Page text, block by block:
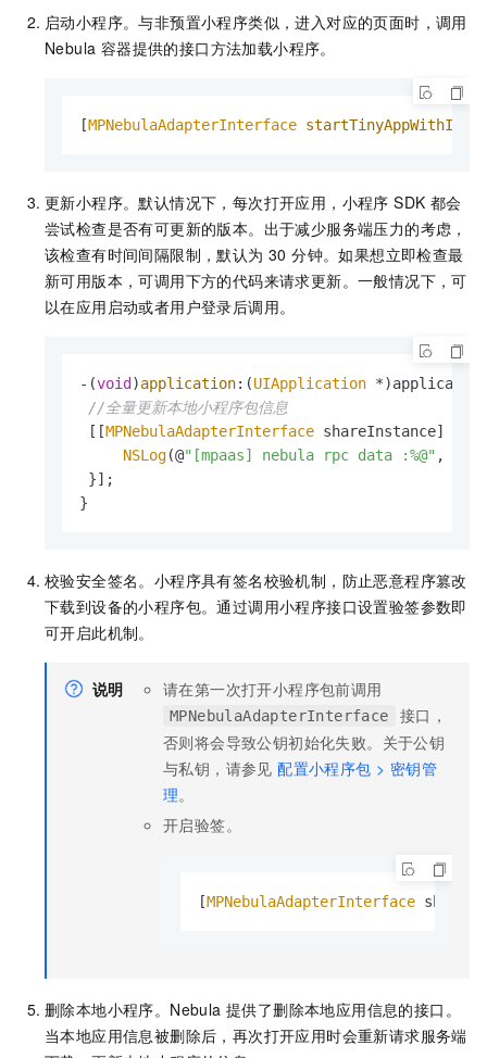
启动小程序。与非预置小程序类似，进入对应的页面时，调用
Nebula 容器提供的接口方法加载小程序。
[MPNebulaAdapterInterface startTinyAppWithId
更新小程序。默认情况下，每次打开应用，小程序 SDK 都会
尝试检查是否有可更新的版本。出于减少服务端压力的考虑，
该检查有时间间隔限制，默认为 30 分钟。如果想立即检查最
新可用版本，可调用下方的代码来请求更新。一般情况下，可
以在应用启动或者用户登录后调用。
-(void )application:(UIApplication
//全量更新本地小程序包信息
[[MPNebulaAdapterInterface shareInstance]
NSLog(@"[mpaas] nebula rpc data :%@" ,
}];
}
校验安全签名。小程序具有签名校验机制，防止恶意程序篡改
下载到设备的小程序包。通过调用小程序接口设置验签参数即
可开启此机制。
说明 请在第一次打开小程序包前调用
MPNebulaAdapterInterface
接口，
否则将会导致公钥初始化失败。关于公钥
与私钥，请参见配置小程序包 > 密钥管
理。
开启验签。
[MPNebulaAdapterInterface
删除本地小程序。Nebula 提供了删除本地应用信息的接口。
当本地应用信息被删除后，再次打开应用时会重新请求服务端